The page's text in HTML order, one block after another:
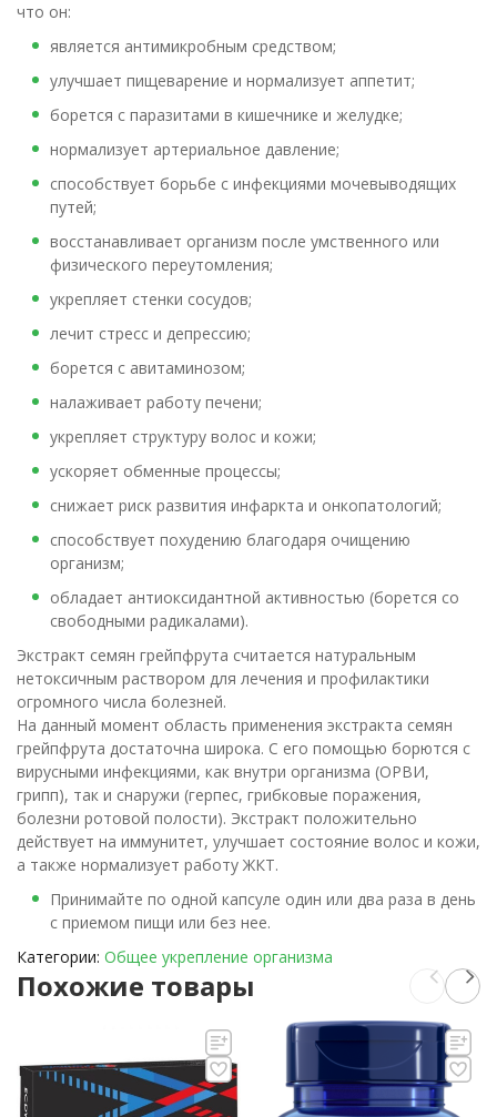
что он:
является антимикробным средством;
улучшает пищеварение и нормализует аппетит;
борется с паразитами в кишечнике и желудке;
нормализует артериальное давление;
способствует борьбе с инфекциями мочевыводящих
путей;
восстанавливает организм после умственного или
физического переутомления;
укрепляет стенки сосудов;
лечит стресс и депрессию;
борется с авитаминозом;
налаживает работу печени;
укрепляет структуру волос и кожи;
ускоряет обменные процессы;
снижает риск развития инфаркта и онкопатологий;
способствует похудению благодаря очищению
организм;
обладает антиоксидантной активностью (борется со
свободными радикалами).
Экстракт семян грейпфрута считается натуральным
нетоксичным раствором для лечения и профилактики
огромного числа болезней.
На данный момент область применения экстракта семян
грейпфрута достаточна широка. С его помощью борются с
вирусными инфекциями, как внутри организма (ОРВИ,
грипп), так и снаружи (герпес, грибковые поражения,
болезни ротовой полости). Экстракт положительно
действует на иммунитет, улучшает состояние волос и кожи,
а также нормализует работу ЖКТ.
Принимайте по одной капсуле один или два раза в день
с приемом пищи или без нее.
Категории: Общее укрепление организма
Похожие товары